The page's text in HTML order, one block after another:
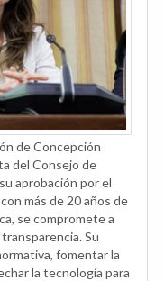
de Concepción
del Consejo de
aprobación por el
más de 20 años de
se compromete a
Su
fomentar la
la tecnología para